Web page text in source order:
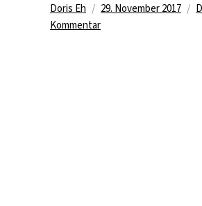
Autor
Doris Eh
Veröffentlicht
am
29. November 2017
Kommentarzu